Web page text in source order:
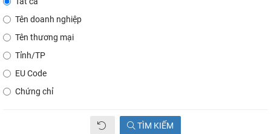
Tên doanh nghiệp
Tên thương mại
Tỉnh/TP
EU Code
Chứng chỉ
TÌM KIẾM